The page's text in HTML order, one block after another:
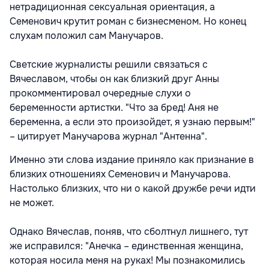
нетрадиционная сексуальная ориентация, а
Семенович крутит роман с бизнесменом. Но конец
слухам положил сам Манучаров.
Светские журналисты решили связаться с
Вячеславом, чтобы он как близкий друг Анны
прокомментировал очередные слухи о
беременности артистки. "Что за бред! Аня не
беременна, а если это произойдет, я узнаю первым!"
– цитирует Манучарова журнал "Антенна".
Именно эти слова издание приняло как признание в
близких отношениях Семенович и Манучарова.
Настолько близких, что ни о какой дружбе речи идти
не может.
Однако Вячеслав, поняв, что сболтнул лишнего, тут
же исправился: "Анечка – единственная женщина,
которая носила меня на руках! Мы познакомились